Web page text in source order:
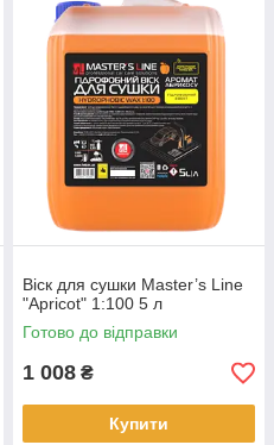
Віск для сушки Master’s Line
"Apricot" 1:100 5 л
Готово до відправки
1 008 ₴
Купити